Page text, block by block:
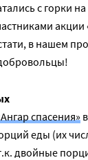
с горки
акции
в нашем
спасения»
еды (их
двойные